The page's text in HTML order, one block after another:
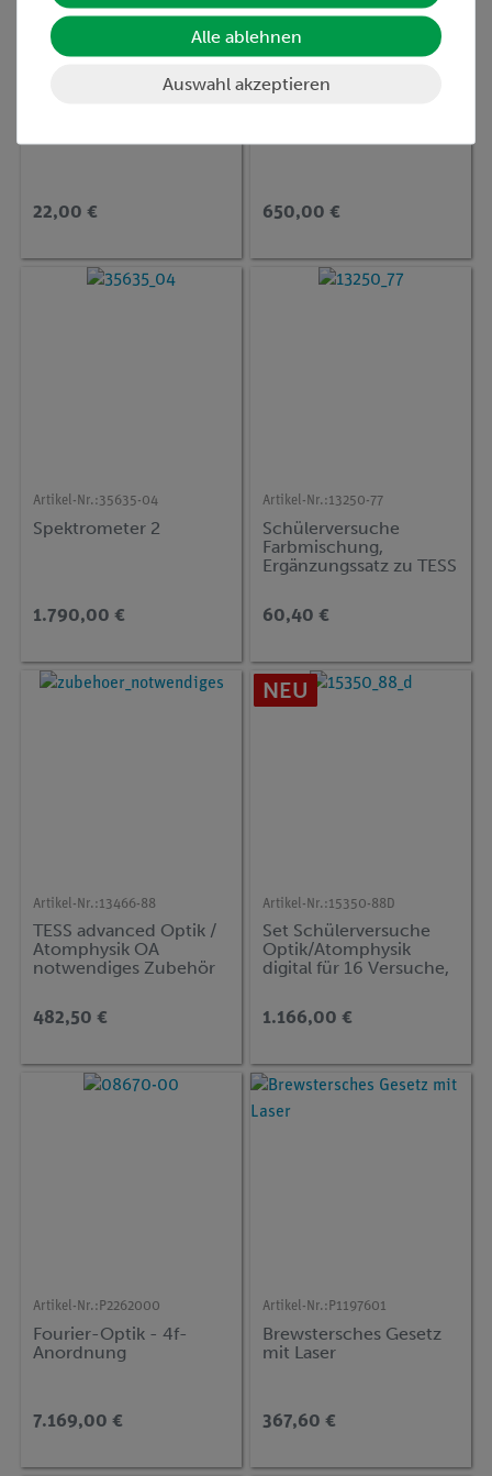
22,00 €
Artikel-Nr.:
650,00 €
Artikel-Nr.:35635-04
Spektrometer 2
1.790,00 €
Artikel-Nr.:13250-77
Schülerversuche
Farbmischung,
Ergänzungssatz zu TESS
advanced Physik
60,40 €
Artikel-Nr.:13466-88
TESS advanced Optik /
Atomphysik OA
notwendiges Zubehör
482,50 €
NEU
Artikel-Nr.:15350-88D
Set Schülerversuche
Optik/Atomphysik
digital für 16 Versuche,
1.166,00 €
Artikel-Nr.: P2262000
Fourier-Optik - 4f-
Anordnung
7.169,00 €
Artikel-Nr.: P1197601
Brewstersches Gesetz
mit Laser
367,60 €
Alle ablehnen
Auswahl akzeptieren